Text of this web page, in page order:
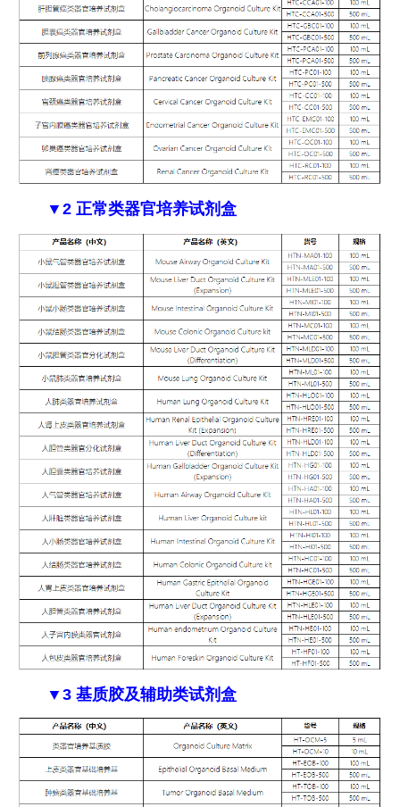
▼2 正常类器官培养试剂盒
▼3 基质胶及辅助类试剂盒